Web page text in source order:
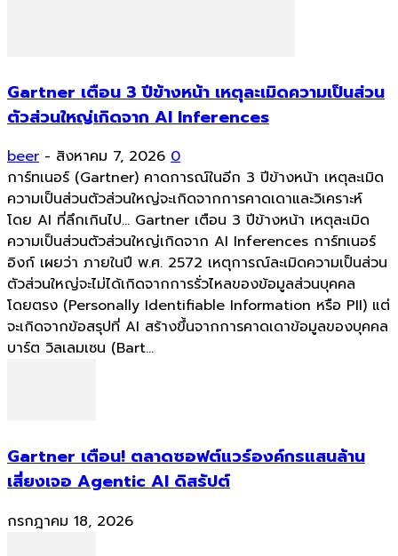
Gartner เตือน 3 ปีข้างหน้า เหตุละเมิดความเป็นส่วน
ตัวส่วนใหญ่เกิดจาก AI Inferences
beer - สิงหาคม 7, 2026 0
การ์ทเนอร์ (Gartner) คาดการณ์ในอีก 3 ปีข้างหน้า เหตุละเมิด
ความเป็นส่วนตัวส่วนใหญ่จะเกิดจากการคาดเดาและวิเคราะห์
โดย AI ที่ลึกเกินไป... Gartner เตือน 3 ปีข้างหน้า เหตุละเมิด
ความเป็นส่วนตัวส่วนใหญ่เกิดจาก AI Inferences การ์ทเนอร์
อิงก์ เผยว่า ภายในปี พ.ศ. 2572 เหตุการณ์ละเมิดความเป็นส่วน
ตัวส่วนใหญ่จะไม่ได้เกิดจากการรั่วไหลของข้อมูลส่วนบุคคล
โดยตรง (Personally Identifiable Information หรือ PII) แต่
จะเกิดจากข้อสรุปที่ AI สร้างขึ้นจากการคาดเดาข้อมูลของบุคคล
บาร์ต วิลเลมเซน (Bart...
Gartner เตือน! ตลาดซอฟต์แวร์องค์กรแสนล้าน
เสี่ยงเจอ Agentic AI ดิสรัปต์
กรกฎาคม 18, 2026